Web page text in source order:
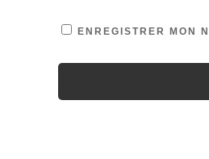
ENREGISTRER MON